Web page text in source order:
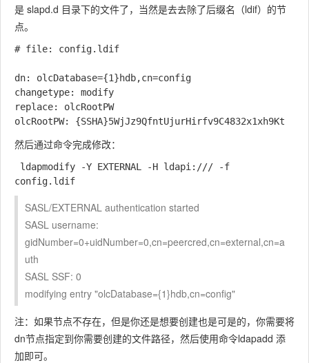
是 slapd.d 目录下的文件了，当然是去去除了后缀名（ldif）的节
点。
# file: config.ldif
dn: olcDatabase={1}hdb,cn=config
changetype: modify
replace: olcRootPW
然后通过命令完成修改：
SASL/EXTERNAL authentication started
SASL username:
gidNumber=0+uidNumber=0,cn=peercred,cn=external,cn=a
uth
SASL SSF: 0
modifying entry "olcDatabase={1}hdb,cn=config"
注：如果节点不存在，但是你还是想要创建也是可是的，你需要将
dn节点指定到你需要创建的文件路径，然后使用命令ldapadd 添
加即可。